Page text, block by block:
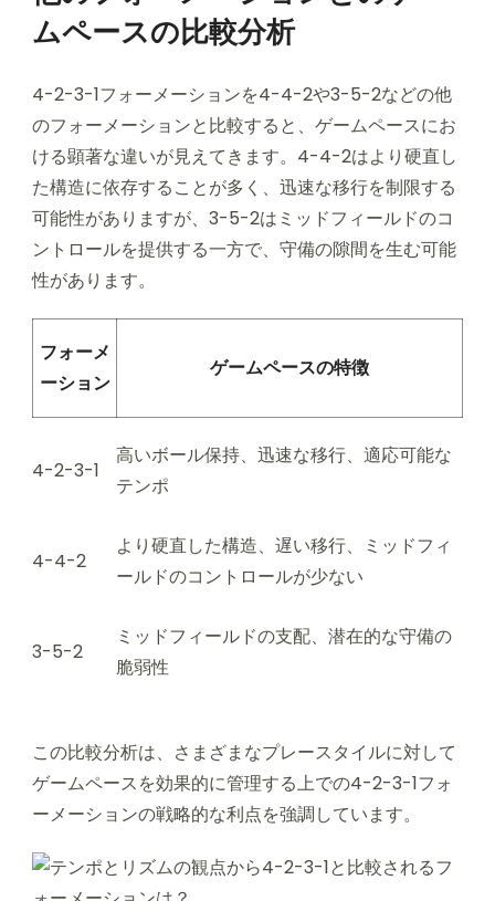
ムペースの比較分析
4-2-3-1フォーメーションを4-4-2や3-5-2などの他
のフォーメーションと比較すると、ゲームペースにお
ける顕著な違いが見えてきます。4-4-2はより硬直し
た構造に依存することが多く、迅速な移行を制限する
可能性がありますが、3-5-2はミッドフィールドのコ
ントロールを提供する一方で、守備の隙間を生む可能
性があります。
フォーメ
ーション
ゲームペースの特徴
4-2-3-1
高いボール保持、迅速な移行、適応可能な
テンポ
4-4-2
より硬直した構造、遅い移行、ミッドフィ
ールドのコントロールが少ない
3-5-2
ミッドフィールドの支配、潜在的な守備の
脆弱性
この比較分析は、さまざまなプレースタイルに対して
ゲームペースを効果的に管理する上での4-2-3-1フォ
ーメーションの戦略的な利点を強調しています。